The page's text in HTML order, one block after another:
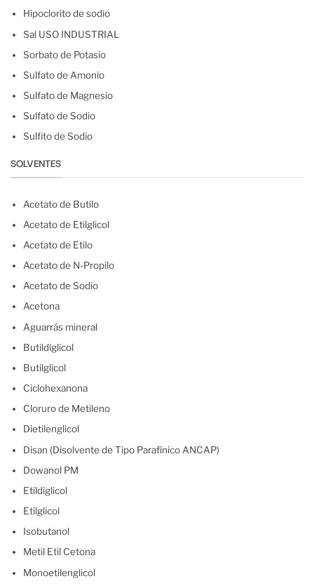
Hipoclorito de sodio
Sal USO INDUSTRIAL
Sorbato de Potasio
Sulfato de Amonio
Sulfato de Magnesio
Sulfato de Sodio
Sulfito de Sodio
SOLVENTES
Acetato de Butilo
Acetato de Etilglicol
Acetato de Etilo
Acetato de N-Propilo
Acetato de Sodio
Acetona
Aguarrás mineral
Butildiglicol
Butilglicol
Ciclohexanona
Cloruro de Metileno
Dietilenglicol
Disan (Disolvente de Tipo Parafínico ANCAP)
Dowanol PM
Etildiglicol
Etilglicol
Isobutanol
Metil Etil Cetona
Monoetilenglicol